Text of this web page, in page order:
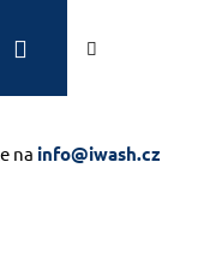
ZnačkyPřihlášení
košík
na info@iwash.cz